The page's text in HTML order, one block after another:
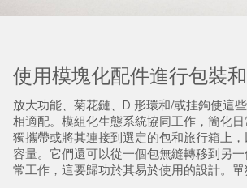
使用模塊化配件進行包裝
放大功能、菊花鏈、D 形環和/或挂鉤使這
相適配。模組化生態系統協同工作，簡化
獨攜帶或將其連接到選定的包和旅行箱上
容量。它們還可以從一個包無縫轉移到另一
常工作，這要歸功於其易於使用的設計。單